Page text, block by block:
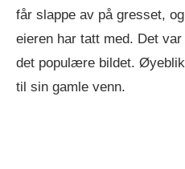
får slappe av på gresset,
eieren har tatt med. Det
det populære bildet.
til sin gamle venn.